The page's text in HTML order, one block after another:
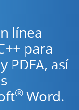
línea
para
PDFA, así
® Word.